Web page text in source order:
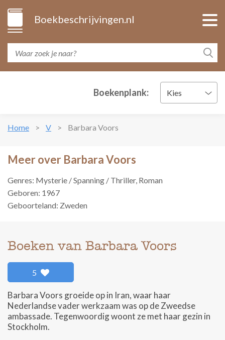
Boekbeschrijvingen.nl
Boekenplank: Kies
Home V Barbara Voors
Meer over Barbara Voors
Genres: Mysterie / Spanning / Thriller, Roman
Geboren: 1967
Geboorteland: Zweden
Boeken van Barbara Voors
5
Barbara Voors groeide op in Iran, waar haar
Nederlandse vader werkzaam was op de Zweedse
ambassade. Tegenwoordig woont ze met haar gezin in
Stockholm.